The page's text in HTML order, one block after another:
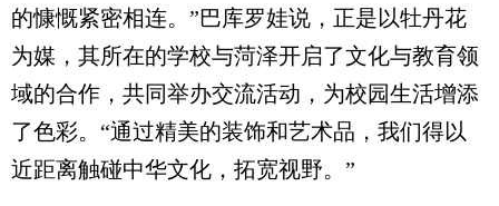
的慷慨紧密相连。”巴库罗娃说，正是以牡丹花
为媒，其所在的学校与菏泽开启了文化与教育领
域的合作，共同举办交流活动，为校园生活增添
了色彩。“通过精美的装饰和艺术品，我们得以
近距离触碰中华文化，拓宽视野。”